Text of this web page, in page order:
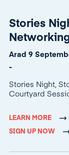
Stories
Arad 9
-
Stories Night,
Courtyard
LEARN MORE
SIGN UP NOW